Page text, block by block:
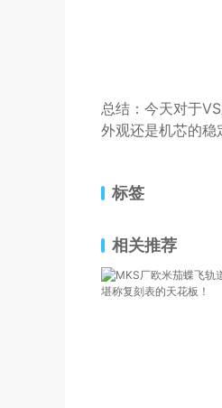
总结：今天对于
外观还是机芯的稳
标签
相关推荐